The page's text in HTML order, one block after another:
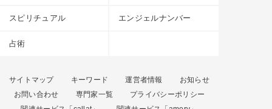
スピリチュアル エンジェルナンバー
占術
サイトマップ キーワード 運営者情報
お知らせ
お問い合わせ
専門家一覧
プライバシーポリシー